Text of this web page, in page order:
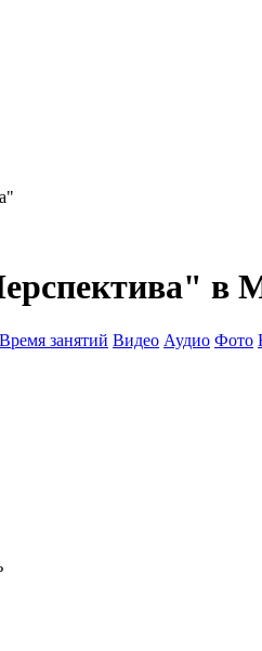
в
Время занятий Видео Аудио Фото